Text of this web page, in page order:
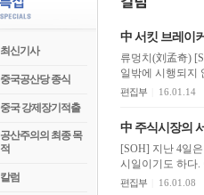
최신기사
중국공산당 종식
중국 강제장기적출
공산주의의 최종 목
적
칼럼
中 서킷 브레이
류멍치(刘孟奇) [SOH] 중국 주식시장의 서킷 브레이커 제도는 지난 4일 실시되어 일시 정지된 8일까지, 불과 4
일밖에 시행되지
편집부 16.01.14
中 주식시장의
[SOH] 지난 4일
시일이기도 하다.
편집부 16.01.08